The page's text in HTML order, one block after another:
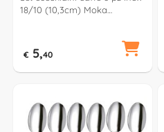
18/10 (10,3cm) Moka
€ 5,40